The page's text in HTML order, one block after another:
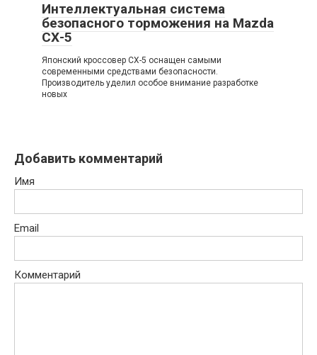
Интеллектуальная система
безопасного торможения на Mazda
СХ-5
Японский кроссовер CX-5 оснащен самыми
современными средствами безопасности.
Производитель уделил особое внимание разработке
новых
Добавить комментарий
Имя
Email
Комментарий